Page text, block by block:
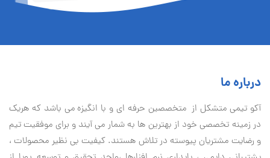
درباره ما
آكو تيمی متشکل از متخصصین حرفه ای و با انگیزه می باشد که هریک
در زمینه تخصصی خود از بهترین ها به شمار می آیند و برای موفقیت تيم
و رضایت مشتریان پیوسته در تلاش هستند. کیفیت بی نظير محصولات ،